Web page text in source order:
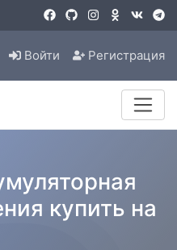
Войти Регистрация
купить на